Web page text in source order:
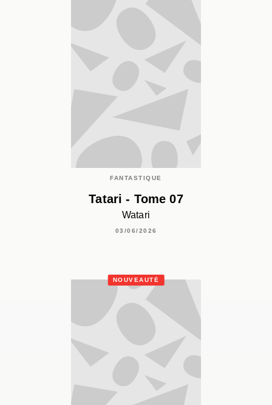
FANTASTIQUE
Tatari - Tome 07
Watari
03/06/2026
NOUVEAUTÉ